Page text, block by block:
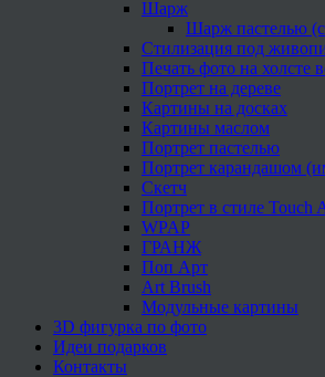
Шарж
Шарж пастелью
Стилизация под
Печать фото на холсте
Портрет на дереве
Картины на досках
Картины маслом
Портрет пастелью
Портрет карандашом
Скетч
Портрет в стиле Touch
WPAP
ГРАНЖ
Поп Арт
Art Brush
Модульные картины
3D фигурка по фото
Идеи подарков
Контакты